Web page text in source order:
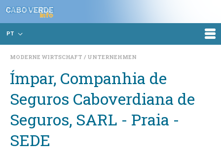
PT
MODERNE WIRTSCHAFT UNTERNEHMEN
Ímpar, Companhia de
Seguros Caboverdiana de
Seguros, SARL - Praia -
SEDE